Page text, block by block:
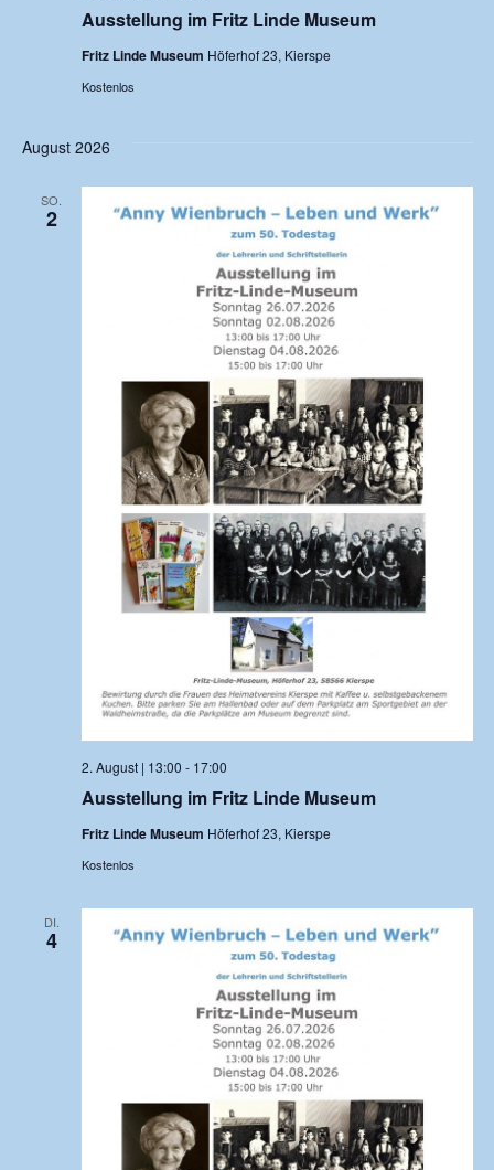
Ausstellung im Fritz Linde Museum
Fritz Linde Museum Höferhof 23, Kierspe
Kostenlos
August 2026
SO.
2
Ausstellung im Fritz Linde Museum
2. August | 13:00 - 17:00
Fritz Linde Museum Höferhof 23, Kierspe
Kostenlos
DI.
4